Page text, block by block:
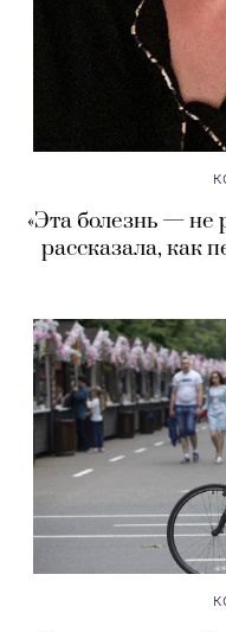
«Эта болезнь —
рассказала, как